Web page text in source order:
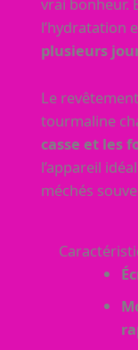
vrai bonheur.
l’hydratation
plusieurs
Le
tourmaline
casse et les
l’appareil
méchés